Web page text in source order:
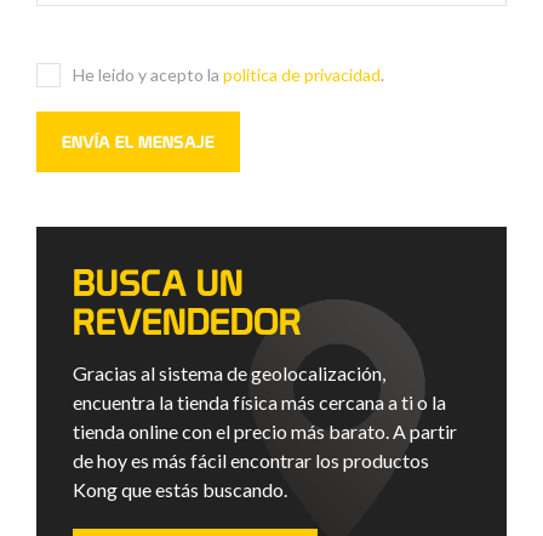
He leido y acepto la politica de privacidad.
BUSCA UN
REVENDEDOR
Gracias al sistema de geolocalización,
encuentra la tienda física más cercana a ti o la
tienda online con el precio más barato. A partir
de hoy es más fácil encontrar los productos
Kong que estás buscando.